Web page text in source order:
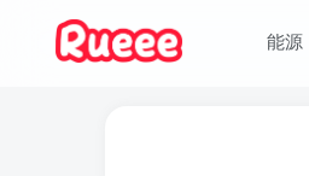
能源